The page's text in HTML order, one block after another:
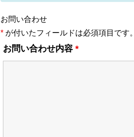
お問い合わせ
* が付いたフィールドは必須項目です。
お問い合わせ内容 *